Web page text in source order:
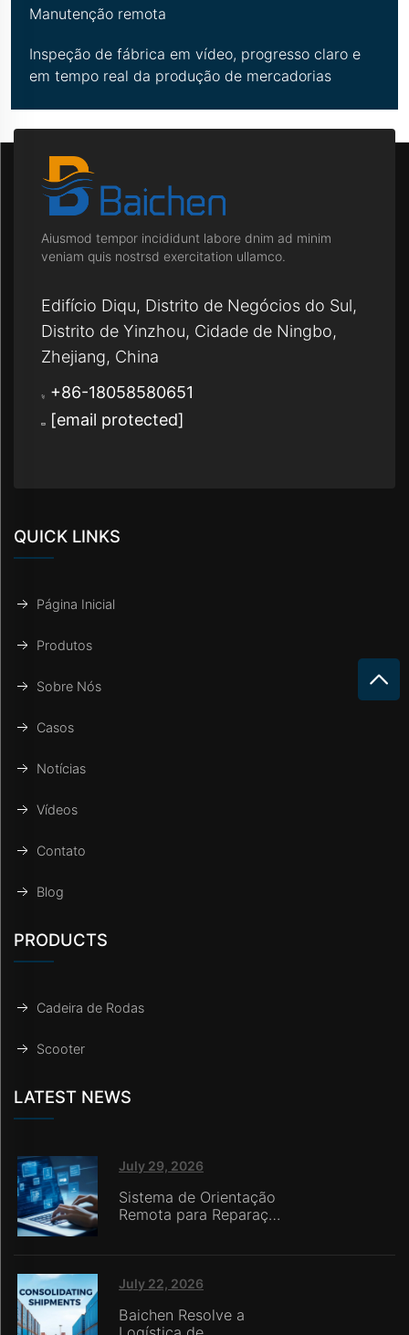
Manutenção remota
Inspeção de fábrica em vídeo, progresso claro e
em tempo real da produção de mercadorias
Aiusmod tempor incididunt labore dnim ad minim
veniam quis nostrsd exercitation ullamco.
Edifício Diqu, Distrito de Negócios do Sul,
Distrito de Yinzhou, Cidade de Ningbo,
Zhejiang, China
+86-18058580651
[email protected]
QUICK LINKS
Página Inicial
Produtos
Sobre Nós
Casos
Notícias
Vídeos
Contato
Blog
PRODUCTS
Cadeira de Rodas
Scooter
LATEST NEWS
July 29, 2026
Sistema de Orientação
Remota para Reparação
Varejistas Online sem
Serviço Ofereçam
July 22, 2026
Baichen Resolve a